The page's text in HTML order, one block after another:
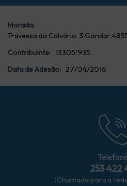
Morada:
Travessa do Calvário, 3 Gondar
Contribuinte: 133051935
Data de Adesão: 27/04/2016
253 422
(Chamada para a